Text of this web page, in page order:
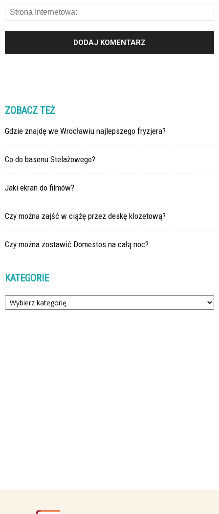
ZOBACZ TEŻ
Gdzie znajdę we Wrocławiu najlepszego fryzjera?
Co do basenu Stelażowego?
Jaki ekran do filmów?
Czy można zajść w ciążę przez deskę klozetową?
Czy można zostawić Domestos na całą noc?
KATEGORIE
Kategorie